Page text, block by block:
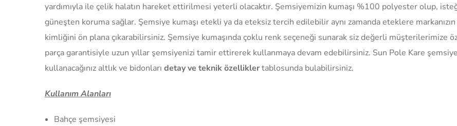
yardımıyla ile çelik halatın hareket ettirilmesi yeterli olacaktır. Şemsiyemizin kumaşı %100 polyester olup,
güneşten koruma sağlar. Şemsiye kumaşı etekli ya da eteksiz tercih edilebilir aynı zamanda eteklere markanızın
kimliğini ön plana çıkarabilirsiniz. Şemsiye kumaşında çoklu renk seçeneği sunarak siz değerli
parça garantisiyle uzun yıllar şemsiyenizi tamir ettirerek kullanmaya devam edebilirsiniz. Sun Pole Kare
kullanacağınız altlık ve bidonları detay ve teknik özelliklertablosunda bulabilirsiniz.
Kullanım Alanları
Bahçe şemsiyesi